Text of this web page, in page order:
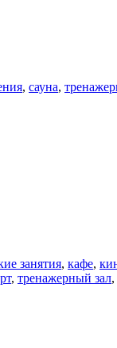
, сауна,
занятия, кафе,
, тренажерный зал,